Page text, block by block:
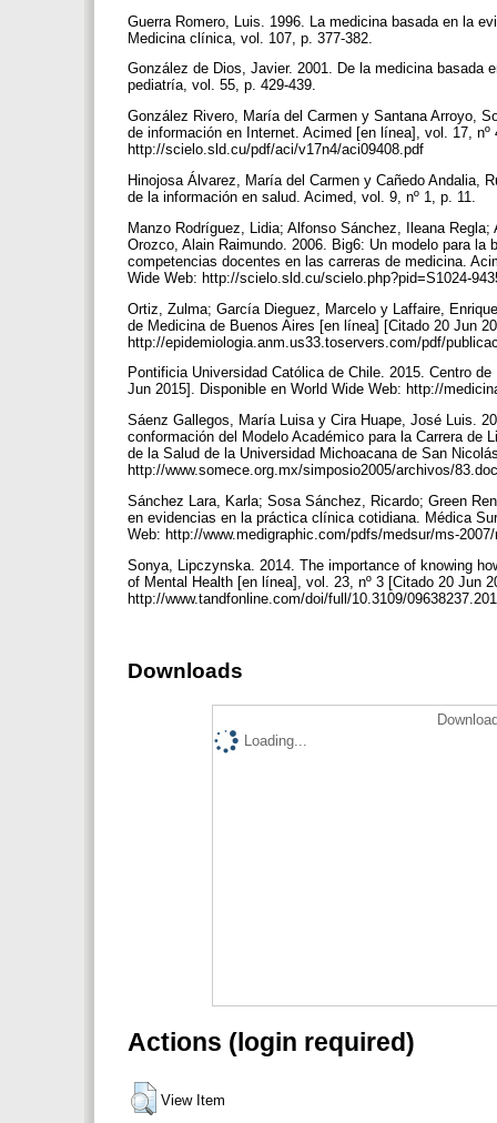
Guerra Romero, Luis. 1996. La medicina basada en la
Medicina clínica, vol. 107, p. 377-382.
González de Dios, Javier. 2001. De la medicina basada
pediatría, vol. 55, p. 429-439.
González Rivero, María del Carmen y Santana Arroyo,
de información en Internet. Acimed [en línea], vol. 17,
http://scielo.sld.cu/pdf/aci/v17n4/aci09408.pdf
Hinojosa Álvarez, María del Carmen y Cañedo Andalia,
de la información en salud. Acimed, vol. 9, nº 1, p. 11.
Manzo Rodríguez, Lidia; Alfonso Sánchez, Ileana
Orozco, Alain Raimundo. 2006. Big6: Un modelo para
competencias docentes en las carreras de medicina.
Wide Web: http://scielo.sld.cu/scielo.php?pid=S1024-
Ortiz, Zulma; García Dieguez, Marcelo y Laffaire,
de Medicina de Buenos Aires [en línea] [Citado 20 Jun
http://epidemiologia.anm.us33.toservers.com/pdf/
Pontificia Universidad Católica de Chile. 2015. Centro
Jun 2015]. Disponible en World Wide Web: http://
Sáenz Gallegos, María Luisa y Cira Huape, José Luis.
conformación del Modelo Académico para la Carrera de
de la Salud de la Universidad Michoacana de San
http://www.somece.org.mx/simposio2005/archivos/
Sánchez Lara, Karla; Sosa Sánchez, Ricardo; Green
en evidencias en la práctica clínica cotidiana. Médica
Web: http://www.medigraphic.com/pdfs/medsur/ms-
Sonya, Lipczynska. 2014. The importance of knowing
of Mental Health [en línea], vol. 23, nº 3 [Citado 20 Jun
http://www.tandfonline.com/doi/full/10.3109/
Downloads
Loading...
Actions (login required)
View Item